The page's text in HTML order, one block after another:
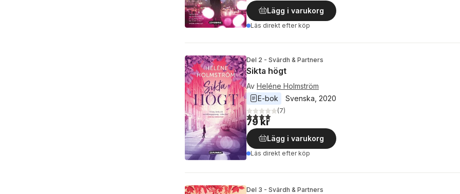
Lägg i varukorg
Läs direkt efter köp
Del 2 - Svärdh & Partners
Sikta högt
Av Heléne Holmström
E-bok
Svenska 2020
3,9utav 5 stjärnor. Totalt antal röster:
(7)
79 kr
Lägg i varukorg
Läs direkt efter köp
Del 3 - Svärdh & Partners